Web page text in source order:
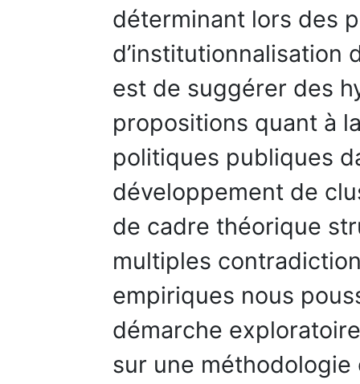
déterminant lors des
d’institutionnalisation
est de suggérer des
propositions quant à
politiques publiques
développement de
de cadre théorique
multiples
empiriques nous
démarche
sur une